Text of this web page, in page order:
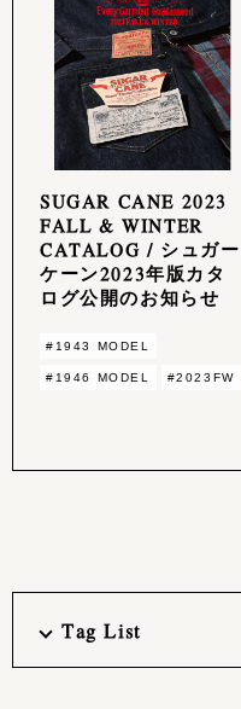
SUGAR CANE 2023
FALL & WINTER
CATALOG / シュガー
ケーン2023年版カタ
ログ公開のお知らせ
#1943 MODEL
#1946 MODEL #2023FW
Tag List